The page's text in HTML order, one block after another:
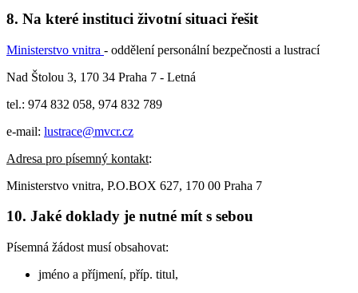
8. Na které instituci životní situaci řešit
Ministerstvo vnitra - oddělení personální bezpečnosti a lustrací
Nad Štolou 3, 170 34 Praha 7 - Letná
tel.: 974 832 058, 974 832 789
e-mail: lustrace@mvcr.cz
Adresa pro písemný kontakt:
Ministerstvo vnitra, P.O.BOX 627, 170 00 Praha 7
10. Jaké doklady je nutné mít s sebou
Písemná žádost musí obsahovat:
jméno a příjmení, příp. titul,